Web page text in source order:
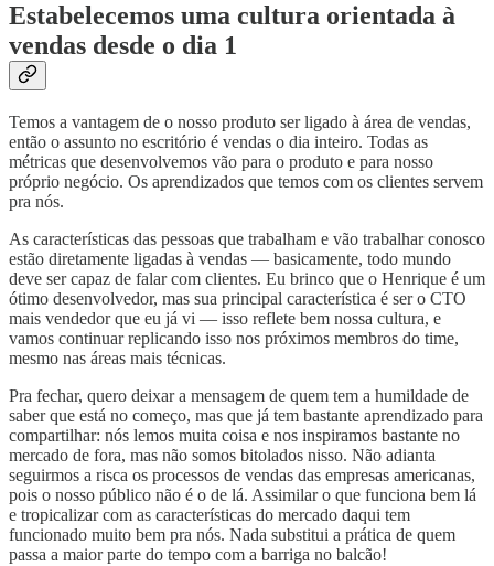
Estabelecemos uma cultura orientada à
vendas desde o dia 1
Temos a vantagem de o nosso produto ser ligado à área de vendas,
então o assunto no escritório é vendas o dia inteiro. Todas as
métricas que desenvolvemos vão para o produto e para nosso
próprio negócio. Os aprendizados que temos com os clientes servem
pra nós.
As características das pessoas que trabalham e vão trabalhar conosco
estão diretamente ligadas à vendas — basicamente, todo mundo
deve ser capaz de falar com clientes. Eu brinco que o Henrique é um
ótimo desenvolvedor, mas sua principal característica é ser o CTO
mais vendedor que eu já vi — isso reflete bem nossa cultura, e
vamos continuar replicando isso nos próximos membros do time,
mesmo nas áreas mais técnicas.
Pra fechar, quero deixar a mensagem de quem tem a humildade de
saber que está no começo, mas que já tem bastante aprendizado para
compartilhar: nós lemos muita coisa e nos inspiramos bastante no
mercado de fora, mas não somos bitolados nisso. Não adianta
seguirmos a risca os processos de vendas das empresas americanas,
pois o nosso público não é o de lá. Assimilar o que funciona bem lá
e tropicalizar com as características do mercado daqui tem
funcionado muito bem pra nós. Nada substitui a prática de quem
passa a maior parte do tempo com a barriga no balcão!